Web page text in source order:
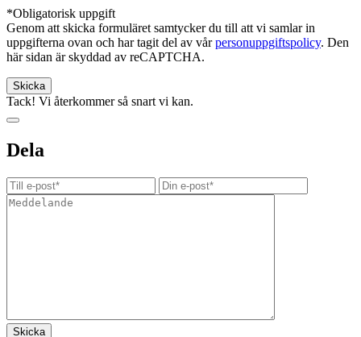
*Obligatorisk uppgift
Genom att skicka formuläret samtycker du till att vi samlar in
uppgifterna ovan och har tagit del av vårpersonuppgiftspolicy. Den
här sidan är skyddad av reCAPTCHA.
Tack! Vi återkommer så snart vi kan.
Dela